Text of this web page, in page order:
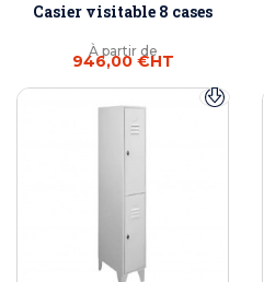
Casier visitable 8 cases
À partir de
946,00 €HT